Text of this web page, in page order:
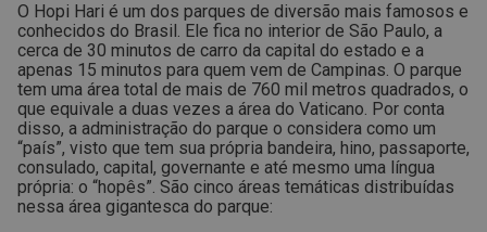
O Hopi Hari é um dos parques de diversão mais famosos e
conhecidos do Brasil. Ele fica no interior de São Paulo, a
cerca de 30 minutos de carro da capital do estado e a
apenas 15 minutos para quem vem de Campinas. O parque
tem uma área total de mais de 760 mil metros quadrados, o
que equivale a duas vezes a área do Vaticano. Por conta
disso, a administração do parque o considera como um
“país”, visto que tem sua própria bandeira, hino, passaporte,
consulado, capital, governante e até mesmo uma língua
própria: o “hopês”. São cinco áreas temáticas distribuídas
nessa área gigantesca do parque: